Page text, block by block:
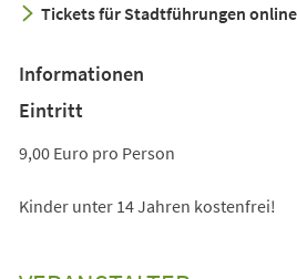
Tickets für Stadtführungen
Informationen
Eintritt
9,00 Euro pro Person
Kinder unter 14 Jahren kostenfrei!